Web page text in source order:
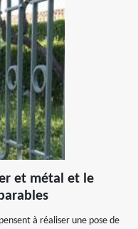
et métal et le
à réaliser une pose de